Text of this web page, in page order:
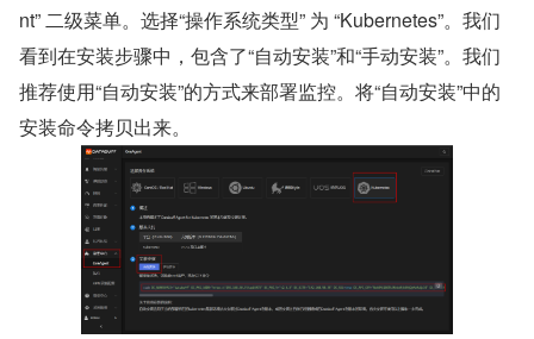
nt” 二级菜单。选择“操作系统类型” 为 “Kubernetes”。我们
看到在安装步骤中，包含了“自动安装”和“手动安装”。我们
推荐使用“自动安装”的方式来部署监控。将“自动安装”中的
安装命令拷贝出来。